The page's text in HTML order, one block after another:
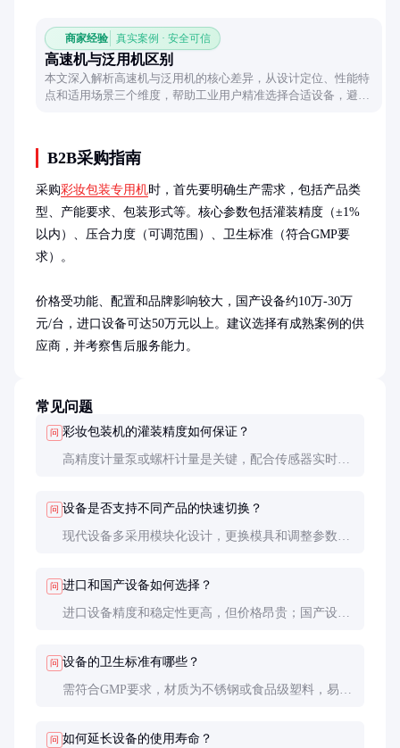
商家经验 真实案例 · 安全可信
高速机与泛用机区别
本文深入解析高速机与泛用机的核心差异，从设计定位、性能特
点和适用场景三个维度，帮助工业用户精准选择合适设备，避免
B2B采购指南
采购彩妆包装专用机时，首先要明确生产需求，包括产品类
型、产能要求、包装形式等。核心参数包括灌装精度（±1%
以内）、压合力度（可调范围）、卫生标准（符合GMP要
求）。
价格受功能、配置和品牌影响较大，国产设备约10万-30万
元/台，进口设备可达50万元以上。建议选择有成熟案例的供
应商，并考察售后服务能力。
常见问题
问 彩妆包装机的灌装精度如何保证？
高精度计量泵或螺杆计量是关键，配合传感器实时监
问 设备是否支持不同产品的快速切换？
现代设备多采用模块化设计，更换模具和调整参数后
问 进口和国产设备如何选择？
进口设备精度和稳定性更高，但价格昂贵；国产设备
问 设备的卫生标准有哪些？
需符合GMP要求，材质为不锈钢或食品级塑料，易于
问 如何延长设备的使用寿命？